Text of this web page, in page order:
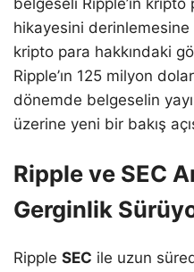
hikayesini derinlemesine
kripto para hakkındaki
Ripple’ın 125 milyon
dönemde belgeselin
üzerine yeni bir bakış
Ripple ve SEC
Gerginlik
Ripple SEC ile uzun